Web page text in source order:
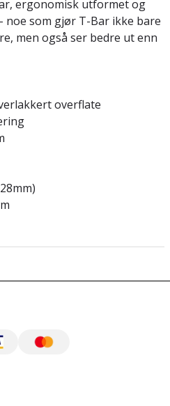
ergonomisk utformet og
noe som gjør T-Bar ikke bare
men også ser bedre ut enn
overflate